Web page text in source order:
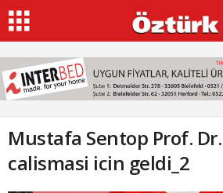
Mustafa Sentop Prof. Dr.
calismasi icin geldi_2